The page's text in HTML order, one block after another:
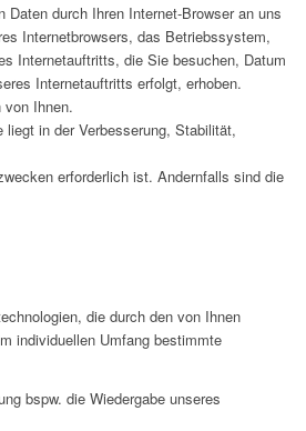
durch Ihren Internet-Browser an uns
Internetbrowsers, das Betriebssystem,
Internetauftritts, die Sie besuchen, Datum
Internetauftritts erfolgt, erhoben.
von Ihnen.
in der Verbesserung, Stabilität,
erforderlich ist. Andernfalls sind die
die durch den von Ihnen
individuellen Umfang bestimmte
bspw. die Wiedergabe unseres